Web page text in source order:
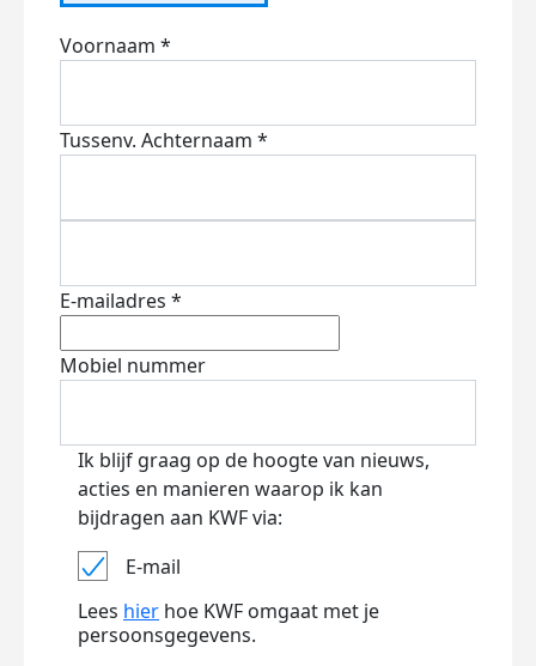
Voornaam *
Tussenv. Achternaam *
E-mailadres *
Mobiel nummer
Ik blijf graag op de hoogte van nieuws,
acties en manieren waarop ik kan
bijdragen aan KWF via:
E-mail
Lees hier hoe KWF omgaat met je
persoonsgegevens.